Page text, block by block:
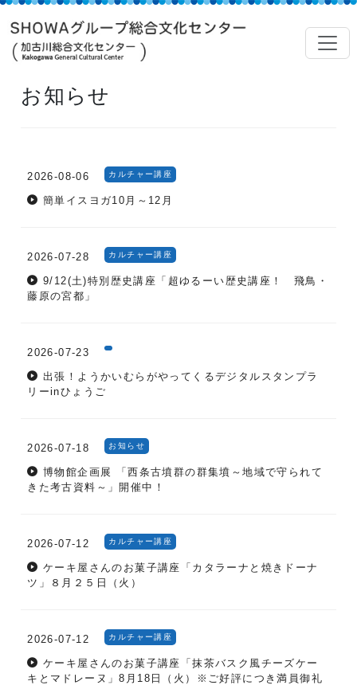
お知らせ
2026-08-06 カルチャー講座
簡単イスヨガ10月～12月
2026-07-28 カルチャー講座
9/12(土)特別歴史講座「超ゆるーい歴史講座！ 飛鳥・
藤原の宮都」
2026-07-23
出張！ようかいむらがやってくるデジタルスタンプラ
リーinひょうご
2026-07-18 お知らせ
博物館企画展 「西条古墳群の群集墳～地域で守られて
きた考古資料～」開催中！
2026-07-12 カルチャー講座
ケーキ屋さんのお菓子講座「カタラーナと焼きドーナ
ツ」８月２５日（火）
2026-07-12 カルチャー講座
ケーキ屋さんのお菓子講座「抹茶バスク風チーズケー
キとマドレーヌ」8月18日（火）※ご好評につき満員御礼